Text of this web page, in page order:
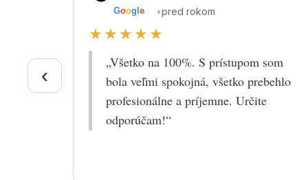
‹
Goog le •pred rokom
★★★★★
„Všetko na 100%. S prístupom som
bola veľmi spokojná, všetko prebehlo
profesionálne a príjemne. Určite
odporúčam!“